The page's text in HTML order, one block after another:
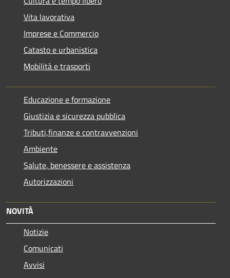
Vita lavorativa
Imprese e Commercio
Catasto e urbanistica
Mobilità e trasporti
Educazione e formazione
Giustizia e sicurezza pubblica
Tributi,finanze e contravvenzioni
Ambiente
Salute, benessere e assistenza
Autorizzazioni
NOVITÀ
Notizie
Comunicati
Avvisi